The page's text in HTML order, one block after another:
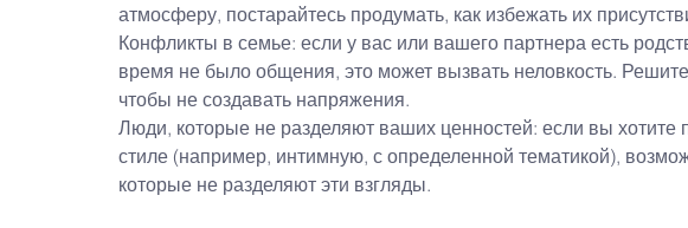
атмосферу, постарайтесь продумать, как избежать их
Конфликты в семье: если у вас или вашего партнера есть
время не было общения, это может вызвать неловкость.
чтобы не создавать напряжения.
Люди, которые не разделяют ваших ценностей: если вы хотите
стиле (например, интимную, с определенной тематикой),
которые не разделяют эти взгляды.